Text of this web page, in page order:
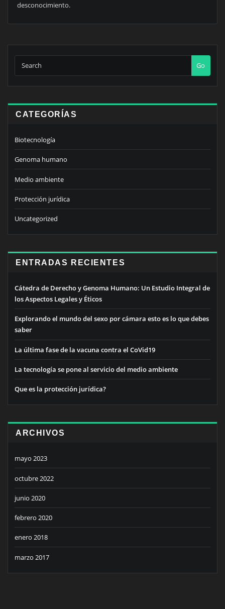
desconocimiento.
Go
CATEGORÍAS
Biotecnología
Genoma humano
Medio ambiente
Protección jurídica
Uncategorized
ENTRADAS RECIENTES
Cátedra de Derecho y Genoma Humano: Un Estudio Integral de
los Aspectos Legales y Éticos
Explorando el mundo del sexo por cámara esto es lo que debes
saber
La última fase de la vacuna contra el CoVid19
La tecnología se pone al servicio del medio ambiente
Que es la protección jurídica?
ARCHIVOS
mayo 2023
octubre 2022
junio 2020
febrero 2020
enero 2018
marzo 2017